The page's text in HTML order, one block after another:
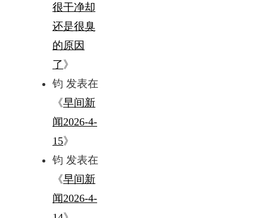
很干净却
还是很臭
的原因
了》
钧 发表在
《早间新
闻2026-4-
15》
钧 发表在
《早间新
闻2026-4-